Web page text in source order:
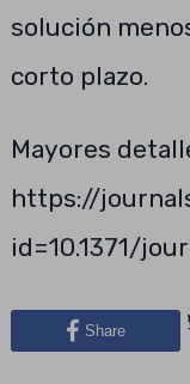
solución
corto plazo.
Mayores
https://
id=10.1371/
Share